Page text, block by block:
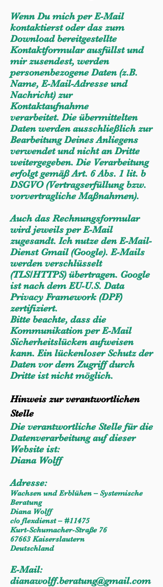
Wenn Du mich per E-Mail
kontaktierst oder das zum
Download bereitgestellte
Kontaktformular ausfüllst und
mir zusendest, werden
personenbezogene Daten (z.B.
Name, E-Mail-Adresse und
Nachricht) zur
Kontaktaufnahme
verarbeitet. Die übermittelten
Daten werden ausschließlich zur
Bearbeitung Deines Anliegens
verwendet und nicht an Dritte
weitergegeben. Die Verarbeitung
erfolgt gemäß Art. 6 Abs. 1 lit. b
DSGVO (Vertragserfüllung bzw.
vorvertragliche Maßnahmen).
Auch das Rechnungsformular
wird jeweils per E-Mail
zugesandt. Ich nutze den E-Mail-
Dienst Gmail (Google). E-Mails
werden verschlüsselt
(TLS/HTTPS) übertragen. Google
ist nach dem EU-U.S. Data
Privacy Framework (DPF)
zertifiziert.
Bitte beachte, dass die
Kommunikation per E-Mail
Sicherheitslücken aufweisen
kann. Ein lückenloser Schutz der
Daten vor dem Zugriff durch
Dritte ist nicht möglich.
Hinweis zur verantwortlichen
Stelle
Die verantwortliche Stelle für die
Datenverarbeitung auf dieser
Website ist:
Diana Wolff
Adresse:
Wachsen und Erblühen – Systemische
Beratung
Diana Wolff
c/o flexdienst – #11475
Kurt-Schumacher-Straße 76
67663 Kaiserslautern
Deutschland
E-Mail:
dianawolff.beratung@gmail.com